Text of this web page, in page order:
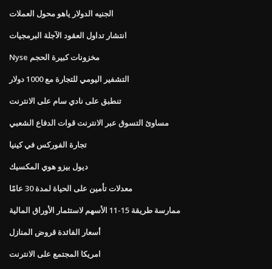
الجنيه الدولار ياهو محول العملات
انتشار تداول العقود الآجلة البرمجيات
Nyse مخزونات كبيرة الحجم
التشفير اليومي للتجارة مع 1000 دولار
تنطبق على نادي سام على الانترنت
مساوئ التسوق عبر الانترنت قوات الدفاع الشعبي
تجارة الفوركس في كينيا
ديول بيزو هوي المكسيك
معدلات تأمين على الحياة لمدة 30 عامًا
ممارسة طريقة 15-11 الأسهم لاستثمار الأوراق المالية
أسعار الفائدة قروض المنازل
امريكا المجتمع على الانترنت